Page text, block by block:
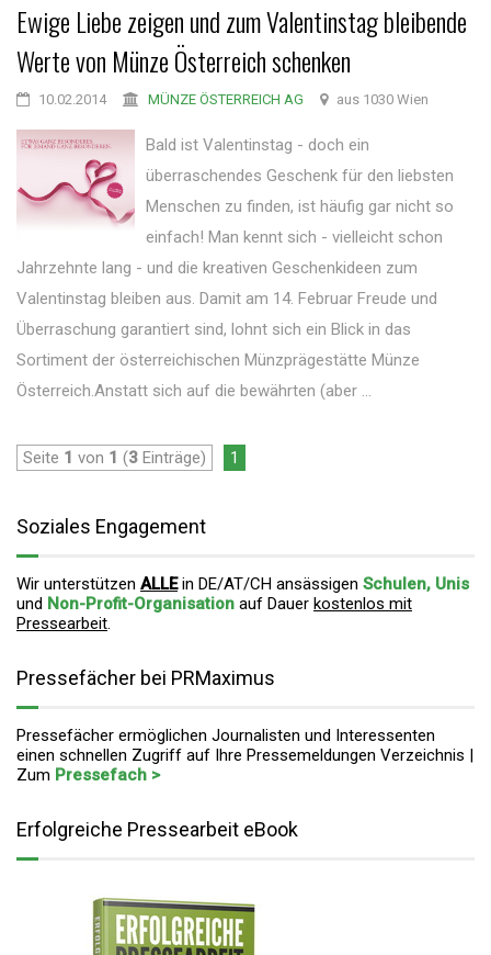
Ewige Liebe zeigen und zum Valentinstag bleibende
Werte von Münze Österreich schenken
10.02.2014 MÜNZE ÖSTERREICH AG aus 1030 Wien
Bald ist Valentinstag - doch ein
überraschendes Geschenk für den liebsten
Menschen zu finden, ist häufig gar nicht so
einfach! Man kennt sich - vielleicht schon
Jahrzehnte lang - und die kreativen Geschenkideen zum
Valentinstag bleiben aus. Damit am 14. Februar Freude und
Überraschung garantiert sind, lohnt sich ein Blick in das
Sortiment der österreichischen Münzprägestätte Münze
Österreich.Anstatt sich auf die bewährten (aber ...
Seite 1 von 1 (3 Einträge) 1
Soziales Engagement
Wir unterstützen ALLEin DE/AT/CH ansässigen Schulen, Unis
und Non-Profit-Organisation auf Dauer kostenlos mit
Pressearbeit.
Pressefächer bei PRMaximus
Pressefächer ermöglichen Journalisten und Interessenten
einen schnellen Zugriff auf Ihre Pressemeldungen Verzeichnis |
Zum Pressefach >
Erfolgreiche Pressearbeit eBook